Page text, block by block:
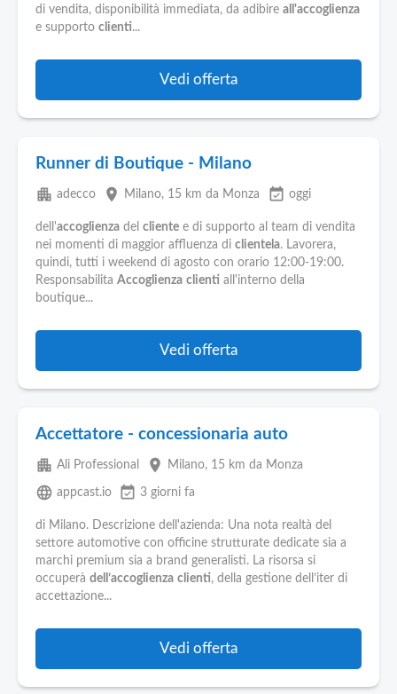
di vendita, disponibilità immediata, da adibire all'accoglienza
e supporto clienti...
Vedi offerta
Runner di Boutique - Milano
apartment adecco place Milano, 15 km da Monza event_available oggi
dell'accoglienza del cliente e di supporto al team di vendita
nei momenti di maggior affluenza di clientela. Lavorera,
quindi, tutti i weekend di agosto con orario 12:00-19:00.
Responsabilita Accoglienza clienti all'interno della
boutique...
Vedi offerta
Accettatore - concessionaria auto
apartment Ali Professional place Milano, 15 km da Monza
language appcast.io event_available 3 giorni fa
di Milano. Descrizione dell'azienda: Una nota realtà del
settore automotive con officine strutturate dedicate sia a
marchi premium sia a brand generalisti. La risorsa si
occuperà dell’accoglienza clienti, della gestione dell’iter di
accettazione...
Vedi offerta